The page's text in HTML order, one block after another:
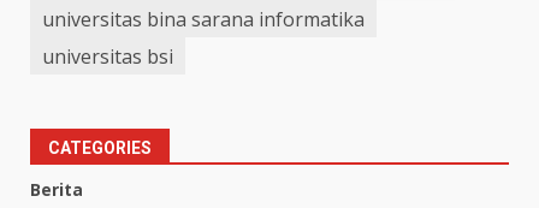
universitas bina sarana informatika
universitas bsi
CATEGORIES
Berita